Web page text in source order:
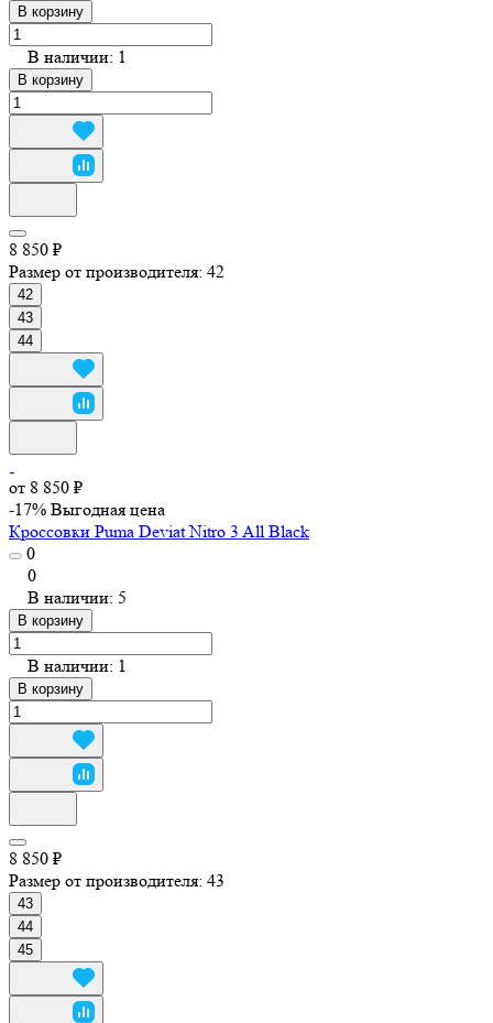
В корзину
В наличии: 1
В корзину
8 850 ₽
Размер от производителя: 42
42
43
44
от 8 850 ₽
-17% Выгодная цена
Кроссовки Puma Deviat Nitro 3 All Black
0
0
В наличии: 5
В корзину
В наличии: 1
В корзину
8 850 ₽
Размер от производителя: 43
43
44
45